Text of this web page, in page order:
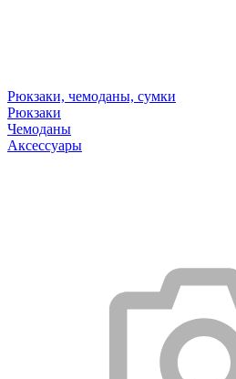
Рюкзаки, чемоданы, сумки
Рюкзаки
Чемоданы
Аксессуары